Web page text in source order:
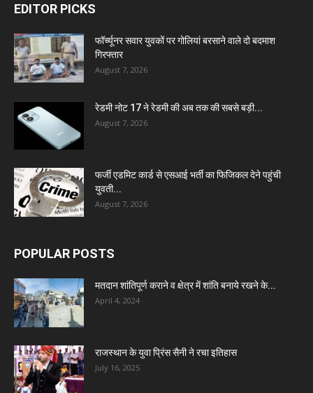
EDITOR PICKS
फॉर्च्यूनर सवार युवकों पर गोलियां बरसाने वाले दो बदमाश
गिरफ्तार
August 7, 2026
रेडमी नोट 17 ने रेडमी की अब तक की सबसे बड़ी...
August 7, 2026
फर्जी एडमिट कार्ड से एसआई भर्ती का फिजिकल देने पहुंची
युवती...
August 7, 2026
POPULAR POSTS
मतदान शांतिपूर्ण कराने व क्षेत्र में शांति बनाये रखने के...
April 4, 2024
राजस्थान के युवा प्रिंस सैनी ने रचा इतिहास
July 16, 2025